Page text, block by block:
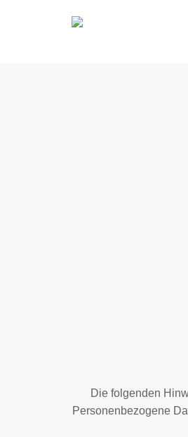
Die folgenden
Personenbezogene